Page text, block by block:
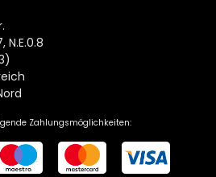
N.E.0.8
Zahlungsmöglichkeiten: